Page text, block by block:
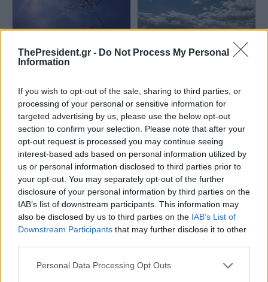
ThePresident.gr - Do Not Process My Personal
Information
If you wish to opt-out of the sale, sharing to third parties, or
processing of your personal or sensitive information for
targeted advertising by us, please use the below opt-out
section to confirm your selection. Please note that after your
opt-out request is processed you may continue seeing
interest-based ads based on personal information utilized by
us or personal information disclosed to third parties prior to
your opt-out. You may separately opt-out of the further
disclosure of your personal information by third parties on the
IAB’s list of downstream participants. This information may
also be disclosed by us to third parties on the IAB’s List of
Downstream Participants that may further disclose it to other
Personal Data Processing Opt Outs
εξασθένηση των ανέμων και
άνοδος της θερμοκρασίας
Καιρός: Έως 38°C και ισχυροί
άνεμοι σήμερα – Πού θα βρέξει
Καιρός: Γενικά αίθριος με
πρόσκαιρες νεφώσεις το
απόγευμα - Πού θα βρέξει
Γενικά αίθριος o καιρός με
λίγες πρόσκαιρες νεφώσεις -
Έως 36 βαθμούς η